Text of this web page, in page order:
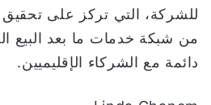
للشركة، التي تركز على تحقيق
من شبكة خدمات ما بعد البيع
دائمة مع الشركاء الإقليميين.